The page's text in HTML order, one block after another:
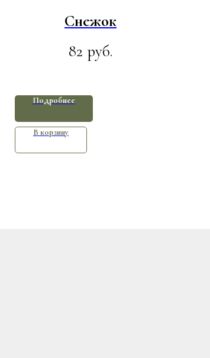
Снежок
82 руб.
Подробнее
В корзину